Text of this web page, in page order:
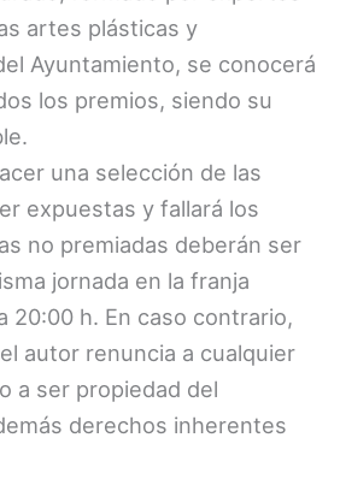
artes plásticas y
Ayuntamiento, se conocerá
los premios, siendo su
una selección de las
expuestas y fallará los
no premiadas deberán ser
jornada en la franja
20:00 h. En caso contrario,
autor renuncia a cualquier
a ser propiedad del
derechos inherentes